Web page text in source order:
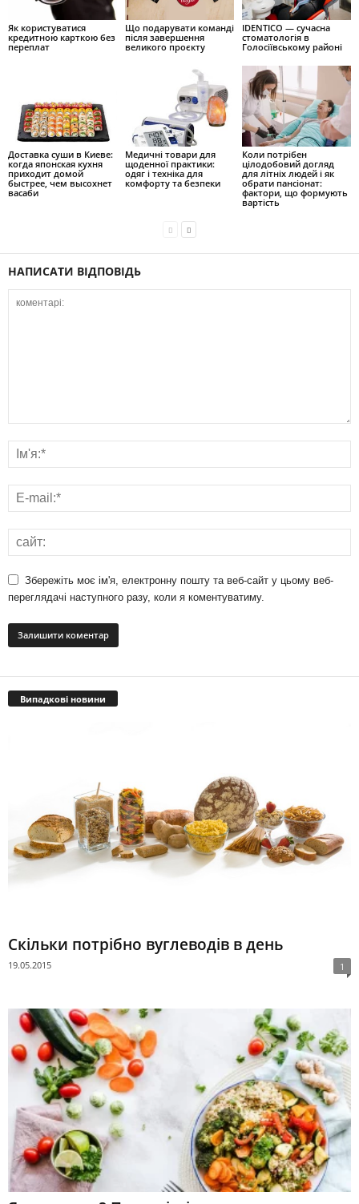
Як користуватися
кредитною карткою без
переплат
Що подарувати команді
після завершення
великого проєкту
IDENTICO — сучасна
стоматологія в
Голосіївському районі
Доставка суши в Киеве:
когда японская кухня
приходит домой
быстрее, чем высохнет
васаби
Медичні товари для
щоденної практики:
одяг і техніка для
комфорту та безпеки
Коли потрібен
цілодобовий догляд
для літніх людей і як
обрати пансіонат:
фактори, що формують
вартість
НАПИСАТИ ВІДПОВІДЬ
Збережіть моє ім'я, електронну пошту та веб-сайт у цьому веб-
переглядачі наступного разу, коли я коментуватиму.
Випадкові новини
Скільки потрібно вуглеводів в день
19.05.2015 1